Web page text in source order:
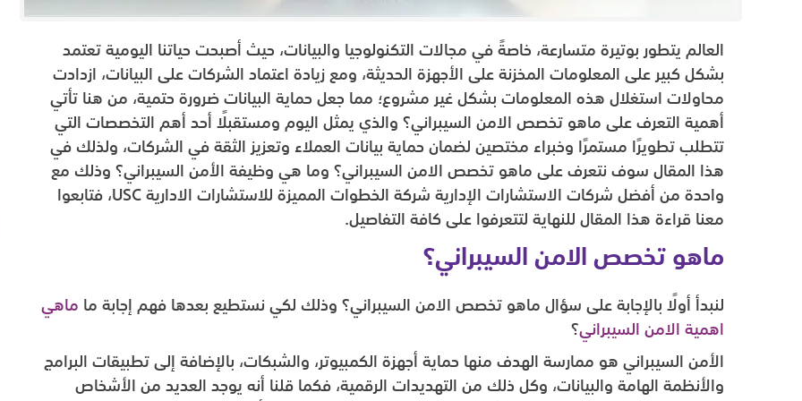
العالم يتطور بوتيرة متسارعة، خاصةً في مجالات التكنولوجيا والبيانات، حيث أصبحت حياتنا اليومية تعتمد
بشكل كبير على المعلومات المخزنة على الأجهزة الحديثة، ومع زيادة اعتماد الشركات على البيانات، ازدادت
محاولات استغلال هذه المعلومات بشكل غير مشروع؛ مما جعل حماية البيانات ضرورة حتمية، من هنا تأتي
أهمية التعرف على ماهو تخصص الامن السيبراني؟ والذي يمثل اليوم ومستقبلًا أحد أهم التخصصات التي
تتطلب تطويرًا مستمرًا وخبراء مختصين لضمان حماية بيانات العملاء وتعزيز الثقة في الشركات، ولذلك في
هذا المقال سوف نتعرف على ماهو تخصص الامن السيبراني؟ وما هي وظيفة الأمن السيبراني؟ وذلك مع
واحدة من أفضل شركات الاستشارات الإدارية شركة الخطوات المميزة للاستشارات الادارية USC، فتابعوا
معنا قراءة هذا المقال للنهاية لتتعرفوا على كافة التفاصيل.
ماهو تخصص الامن السيبراني؟
لنبدأ أولًا بالإجابة على سؤال ماهو تخصص الامن السيبراني؟ وذلك لكي نستطيع بعدها فهم إجابة ما ماهي
اهمية الامن السيبراني؟
الأمن السيبراني هو ممارسة الهدف منها حماية أجهزة الكمبيوتر، والشبكات، بالإضافة إلى تطبيقات البرامج
والأنظمة الهامة والبيانات، وكل ذلك من التهديدات الرقمية، فكما قلنا أنه يوجد العديد من الأشخاص